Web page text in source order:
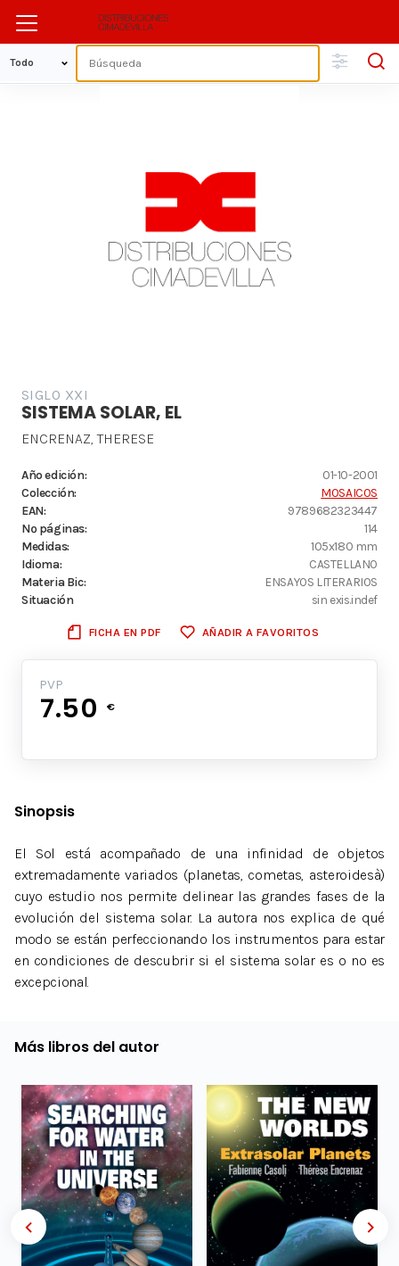
SIGLO XXI
SISTEMA SOLAR, EL
ENCRENAZ, THERESE
Año edición:
01-10-2001
Colección:
MOSAICOS
EAN:
9789682323447
Nº páginas:
114
Medidas:
105x180 mm
Idioma:
CASTELLANO
Materia Bic:
ENSAYOS LITERARIOS
Situación
sin exis.indef
FICHA EN PDF AÑADIR A FAVORITOS
PVP
7.50 €
Sinopsis
El Sol está acompañado de una infinidad de objetos
extremadamente variados (planetas, cometas, asteroidesà)
cuyo estudio nos permite delinear las grandes fases de la
evolución del sistema solar. La autora nos explica de qué
modo se están perfeccionando los instrumentos para estar
en condiciones de descubrir si el sistema solar es o no es
excepcional.
Más libros del autor